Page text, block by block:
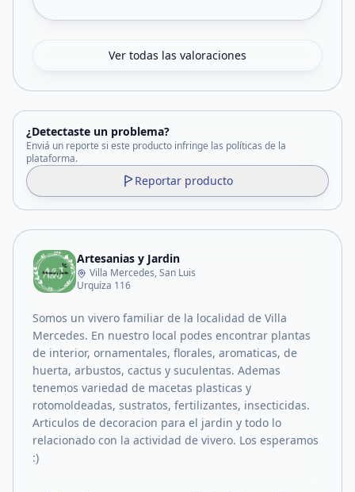
Ver todas las valoraciones
¿Detectaste un problema?
Enviá un reporte si este producto infringe las políticas de la
plataforma.
Reportar producto
Artesanias y Jardin
Villa Mercedes, San Luis
Urquiza 116
Somos un vivero familiar de la localidad de Villa
Mercedes. En nuestro local podes encontrar plantas
de interior, ornamentales, florales, aromaticas, de
huerta, arbustos, cactus y suculentas. Ademas
tenemos variedad de macetas plasticas y
rotomoldeadas, sustratos, fertilizantes, insecticidas.
Articulos de decoracion para el jardin y todo lo
relacionado con la actividad de vivero. Los esperamos
:)